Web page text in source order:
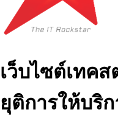
เว็บไซต์เทคส
ยุติการให้บริ